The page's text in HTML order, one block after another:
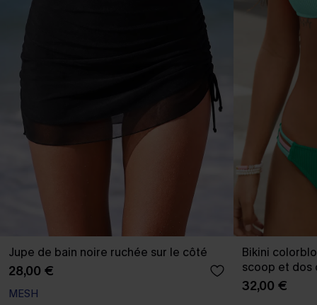
Jupe de bain noire ruchée sur le côté
28,00 €
MESH
Bikini
scoop et dos
32,00 €